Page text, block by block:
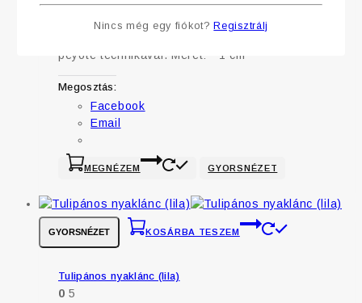
2 300Ft
peyote technikával. Méret: ~1 cm
Megosztás:
Facebook
Email
MEGNÉZEM GYORSNÉZET
GYORSNÉZET KOSÁRBA TESZEM
Tulipános nyaklánc (lila)
0 5
Nincs még egy fiókot? Regisztrálj